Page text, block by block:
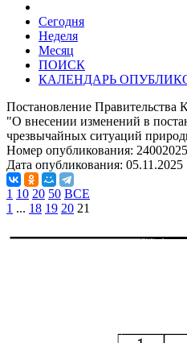
Сегодня
Неделя
Месяц
ПОИСК
КАЛЕНДАРЬ
Постановление Правительства
"О внесении изменений в
чрезвычайных ситуаций
Номер опубликования:
Дата опубликования: 05.11.2025
1 10 20 50 ВСЕ
1 ... 18 19 20 21